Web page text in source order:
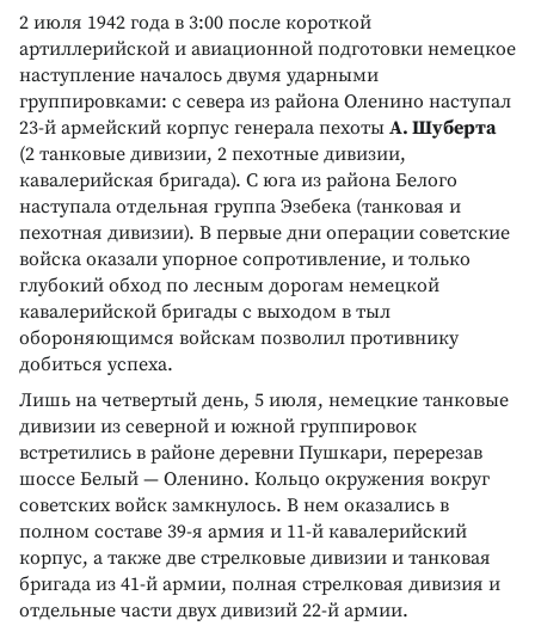
2 июля 1942 года в 3:00 после короткой
артиллерийской и авиационной подготовки немецкое
наступление началось двумя ударными
группировками: с севера из района Оленино наступал
23-й армейский корпус генерала пехоты А. Шуберта
(2 танковые дивизии, 2 пехотные дивизии,
кавалерийская бригада). С юга из района Белого
наступала отдельная группа Эзебека (танковая и
пехотная дивизии). В первые дни операции советские
войска оказали упорное сопротивление, и только
глубокий обход по лесным дорогам немецкой
кавалерийской бригады с выходом в тыл
обороняющимся войскам позволил противнику
добиться успеха.
Лишь на четвертый день, 5 июля, немецкие танковые
дивизии из северной и южной группировок
встретились в районе деревни Пушкари, перерезав
шоссе Белый — Оленино. Кольцо окружения вокруг
советских войск замкнулось. В нем оказались в
полном составе 39-я армия и 11-й кавалерийский
корпус, а также две стрелковые дивизии и танковая
бригада из 41-й армии, полная стрелковая дивизия и
отдельные части двух дивизий 22-й армии.